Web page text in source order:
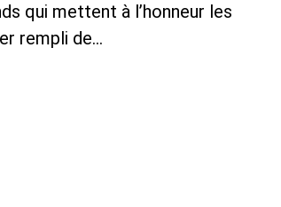
qui mettent à l’honneur les
rempli de…